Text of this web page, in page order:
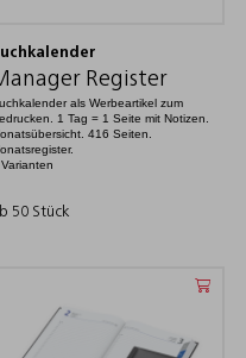
Register
als Werbeartikel zum
1 Tag = 1 Seite mit Notizen.
416 Seiten.
50 Stück